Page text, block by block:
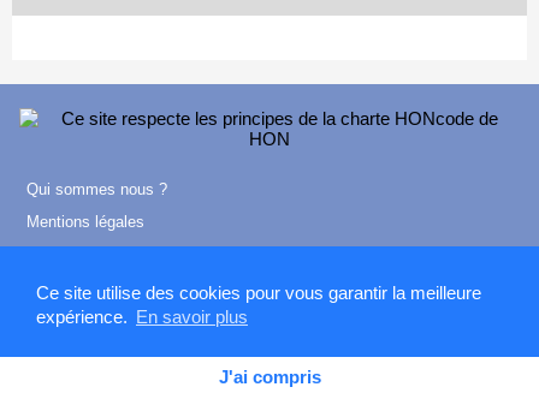
Ce site utilise des cookies pour vous garantir la meilleure
expérience. En savoir plus
J'ai compris
Qui sommes nous ?
Mentions légales